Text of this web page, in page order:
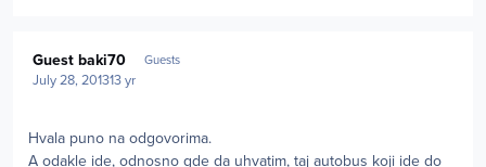
Guest baki70 Guests
July 28, 201313 yr
Hvala puno na odgovorima.
A odakle ide, odnosno gde da uhvatim, taj autobus koji ide do